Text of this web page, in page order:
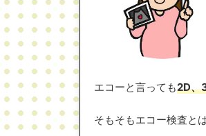
エコーと言っても2Ⅾ、
そもそもエコー検査と